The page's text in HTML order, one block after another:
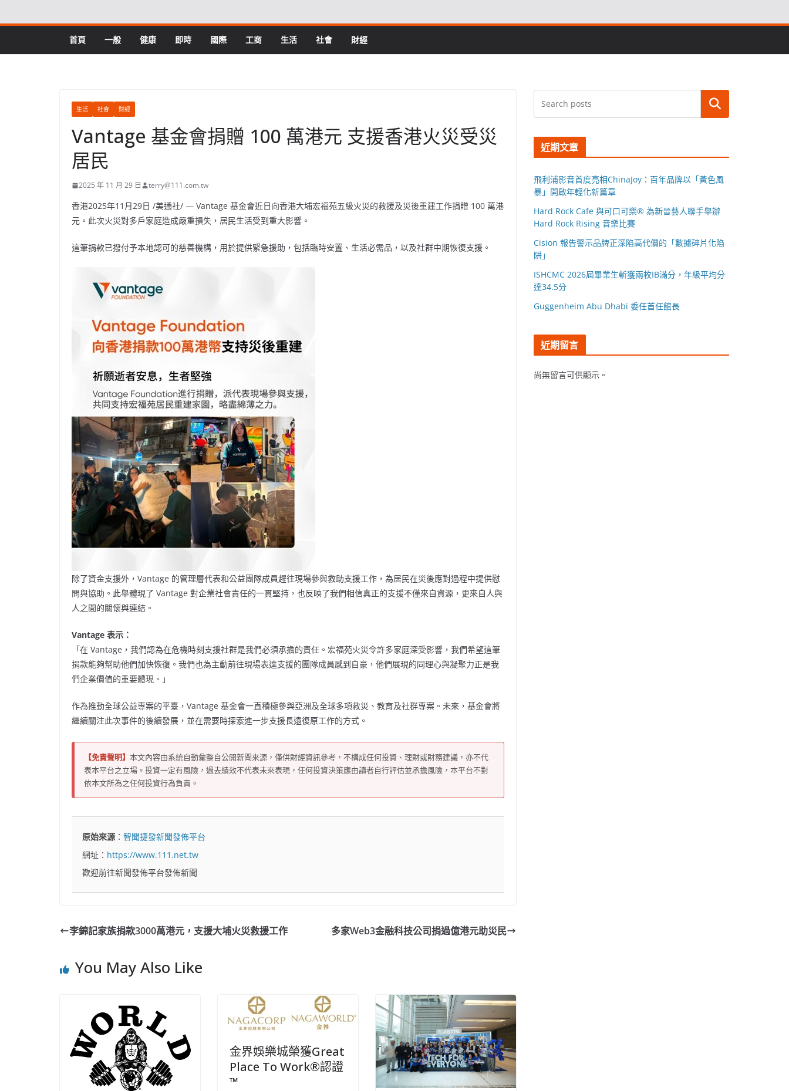
to
首頁 一般 健康 即時 國際 工商 生活 社會 財經
生活 社會 財經
Vantage 基金會捐贈 100 萬港元 支援香港火災受災
居民
2025 年 11 月 29 日 terry@111.com.tw
香港2025年11月29日 /美通社/ — Vantage 基金會近日向香港大埔宏福苑五級火災的救援及災後重建工作捐贈 100 萬港
元。此次火災對多戶家庭造成嚴重損失，居民生活受到重大影響。
這筆捐款已撥付予本地認可的慈善機構，用於提供緊急援助，包括臨時安置、生活必需品，以及社群中期恢復支援。
除了資金支援外，Vantage 的管理層代表和公益團隊成員趕往現場參與救助支援工作，為居民在災後應對過程中提供慰
問與協助。此舉體現了 Vantage 對企業社會責任的一貫堅持，也反映了我們相信真正的支援不僅來自資源，更來自人與
人之間的關懷與連結。
Vantage 表示：
「在 Vantage，我們認為在危機時刻支援社群是我們必須承擔的責任。宏福苑火災令許多家庭深受影響，我們希望這筆
捐款能夠幫助他們加快恢復。我們也為主動前往現場表達支援的團隊成員感到自豪，他們展現的同理心與凝聚力正是我
們企業價值的重要體現。」
作為推動全球公益專案的平臺，Vantage 基金會一直積極參與亞洲及全球多項救災、教育及社群專案。未來，基金會將
繼續關注此次事件的後續發展，並在需要時探索進一步支援長遠復原工作的方式。
【免責聲明】 本文內容由系統自動彙整自公開新聞來源，僅供財經資訊參考，不構成任何投資、理財或財務建議，亦不代
表本平台之立場。投資一定有風險，過去績效不代表未來表現，任何投資決策應由讀者自行評估並承擔風險，本平台不對
依本文所為之任何投資行為負責。
原始來源 ：智聞捷發新聞發佈平台
網址： https://www.111.net.tw
歡迎前往新聞發佈平台發佈新聞
李錦記家族捐款3000萬港元，支援大埔火災救援工作 多家Web3金融科技公司捐過億港元助災民
You May Also Like
金界娛樂城榮獲Great
Place To Work®認證
™
搜尋
近期文章
飛利浦影音首度亮相ChinaJoy：百年品牌以「黃色風
暴」開啟年輕化新篇章
Hard Rock Cafe 與可口可樂® 為新晉藝人聯手舉辦
Hard Rock Rising 音樂比賽
Cision 報告警示品牌正深陷高代價的「數據碎片化陷
阱」
ISHCMC 2026屆畢業生斬獲兩枚IB滿分，年級平均分
達34.5分
Guggenheim Abu Dhabi 委任首任館長
近期留言
尚無留言可供顯示。